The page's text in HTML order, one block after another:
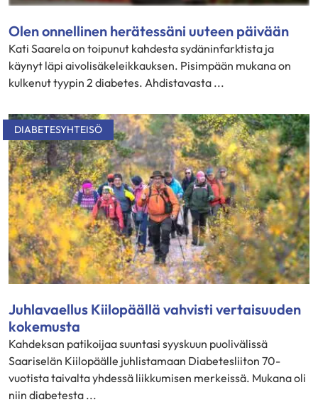
Olen onnellinen herätessäni uuteen päivään
Kati Saarela on toipunut kahdesta sydäninfarktista ja
käynyt läpi aivolisäkeleikkauksen. Pisimpään mukana on
kulkenut tyypin 2 diabetes. Ahdistavasta ...
DIABETESYHTEISÖ
Juhlavaellus Kiilopäällä vahvisti vertaisuuden
kokemusta
Kahdeksan patikoijaa suuntasi syyskuun puolivälissä
Saariselän Kiilopäälle juhlistamaan Diabetesliiton 70-
vuotista taivalta yhdessä liikkumisen merkeissä. Mukana oli
niin diabetesta ...